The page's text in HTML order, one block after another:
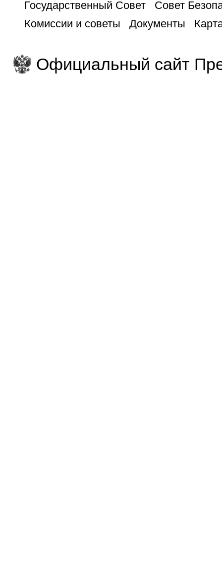
Государственный Совет
Совет
Комиссии и советы
Документы
Официальный сайт